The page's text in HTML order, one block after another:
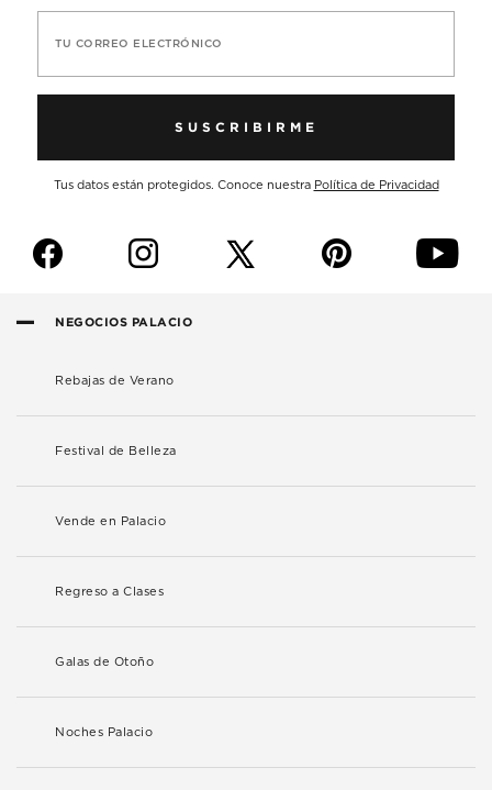
TU CORREO ELECTRÓNICO
SUSCRIBIRME
Tus datos están protegidos. Conoce nuestra Política de Privacidad
f i p y
NEGOCIOS PALACIO
Rebajas de Verano
Festival de Belleza
Vende en Palacio
Regreso a Clases
Galas de Otoño
Noches Palacio